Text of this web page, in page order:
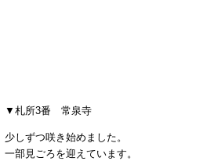
▼札所3番 常泉寺
少しずつ咲き始めました。
一部見ごろを迎えています。